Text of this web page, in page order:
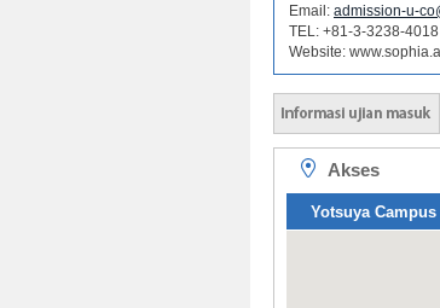
Email: admission-u-
TEL: +81-3-3238-4018
Website:
Akses
Yotsuya Campus